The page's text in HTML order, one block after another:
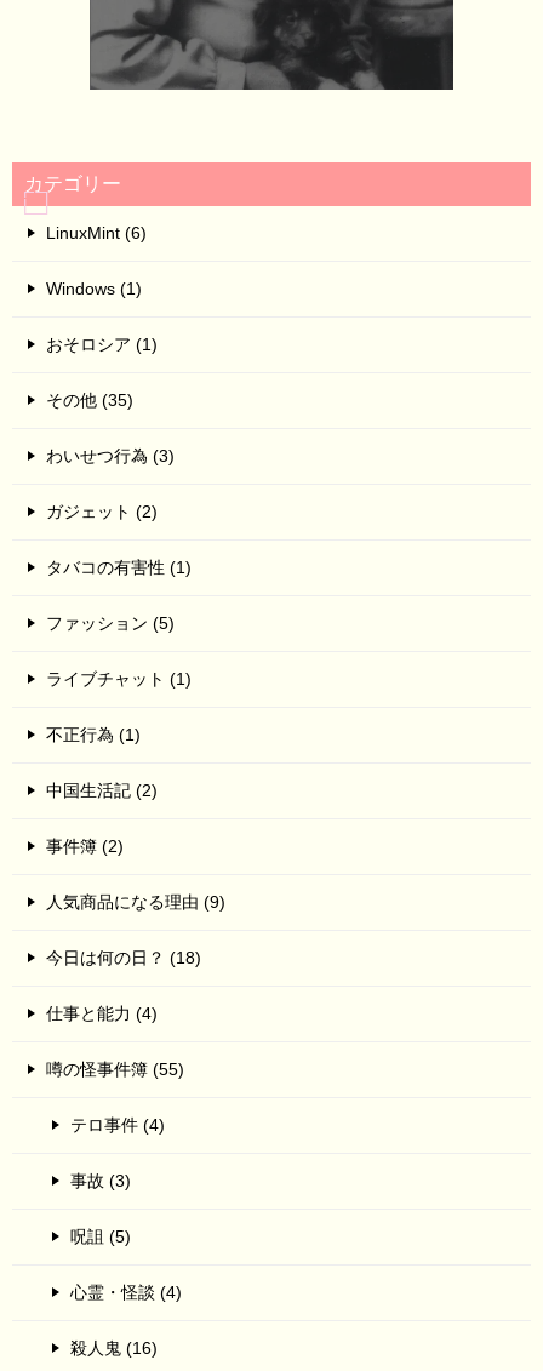
カテゴリー
LinuxMint (6)
Windows (1)
おそロシア (1)
その他 (35)
わいせつ行為 (3)
ガジェット (2)
タバコの有害性 (1)
ファッション (5)
ライブチャット (1)
不正行為 (1)
中国生活記 (2)
事件簿 (2)
人気商品になる理由 (9)
今日は何の日？ (18)
仕事と能力 (4)
噂の怪事件簿 (55)
テロ事件 (4)
事故 (3)
呪詛 (5)
心霊・怪談 (4)
殺人鬼 (16)